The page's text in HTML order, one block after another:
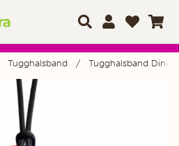
Tugghalsband Tugghalsband